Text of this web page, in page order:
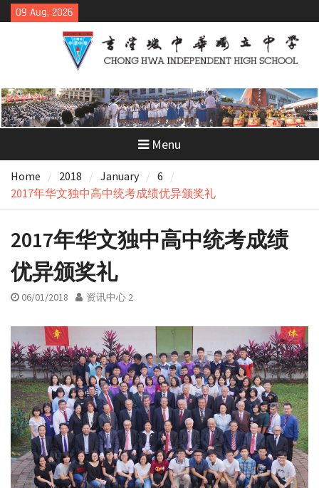
Skip
to
09 Aug, 2026
Menu
Home 2018 January
6
2017年华文独中高中统考成绩优异颁奖礼
2017年华文独中高中统考成绩
优异颁奖礼
06/01/2018 资讯中心 2